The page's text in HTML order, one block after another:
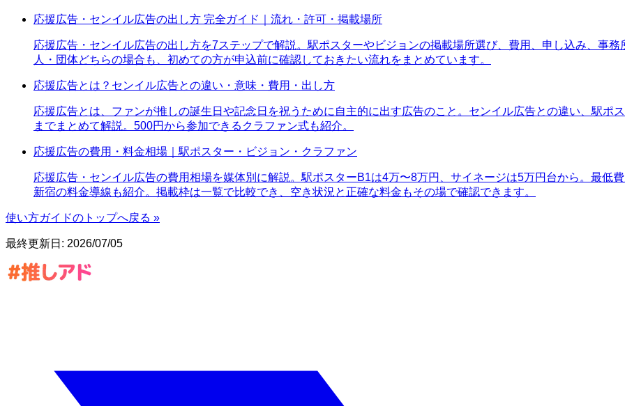
応援広告・センイル広告の出し方 完全ガイド｜流れ・許可・掲載場所
応援広告・センイル広告の出し方を7ステップで解説。駅ポスターやビジョンの掲載場所選び、費用、申し込み、事
人・団体どちらの場合も、初めての方が申込前に確認しておきたい流れをまとめています。
応援広告とは？センイル広告との違い・意味・費用・出し方
応援広告とは、ファンが推しの誕生日や記念日を祝うために自主的に出す広告のこと。センイル広告との違い、駅ポ
までまとめて解説。500円から参加できるクラファン式も紹介。
応援広告の費用・料金相場｜駅ポスター・ビジョン・クラファン
応援広告・センイル広告の費用相場を媒体別に解説。駅ポスターB1は4万〜8万円、サイネージは5万円台から。最低
新宿の料金導線も紹介。掲載枠は一覧で比較でき、空き状況と正確な料金もその場で確認できます。
使い方ガイドのトップへ戻る »
最終更新日: 2026/07/05